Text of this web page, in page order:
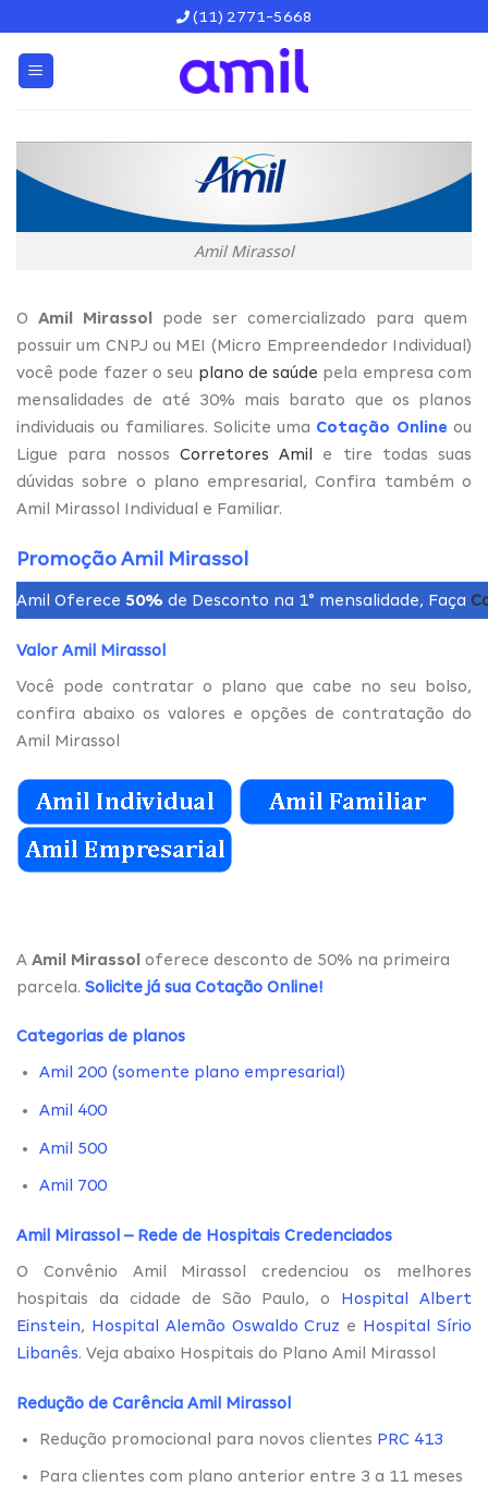
content
(11) 2771-5668
Amil Mirassol
O Amil Mirassol pode ser comercializado para quem
possuir um CNPJ ou MEI (Micro Empreendedor Individual)
você pode fazer o seu plano de saúde pela empresa com
mensalidades de até 30% mais barato que os planos
individuais ou familiares. Solicite uma Cotação Online ou
Ligue para nossos Corretores Amil
e tire todas suas
dúvidas sobre o plano empresarial, Confira também o
Amil Mirassol Individual e Familiar.
Promoção Amil Mirassol
Amil Oferece 50% de Desconto na 1° mensalidade, Faça
Valor Amil Mirassol
Você pode contratar o plano que cabe no seu bolso,
confira abaixo os valores e opções de contratação do
Amil Mirassol
A Amil Mirassol oferece desconto de 50% na primeira
parcela. Solicite já sua Cotação Online!
Categorias de planos
Amil 200 (somente plano empresarial)
Amil 400
Amil 500
Amil 700
Amil Mirassol – Rede de Hospitais Credenciados
O Convênio Amil Mirassol credenciou os melhores
hospitais da cidade de São Paulo, o Hospital Albert
Einstein, Hospital Alemão Oswaldo Cruz e Hospital Sírio
Libanês. Veja abaixo Hospitais do Plano Amil Mirassol
Redução de Carência Amil Mirassol
Redução promocional para novos clientes PRC 413
Para clientes com plano anterior entre 3 a 11 meses